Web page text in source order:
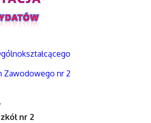
Zawodowego nr 2
nr 2